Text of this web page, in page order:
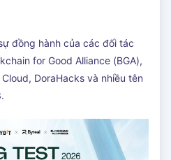
đồng hành của các đối tác
for Good Alliance (BGA),
DoraHacks và nhiều tên